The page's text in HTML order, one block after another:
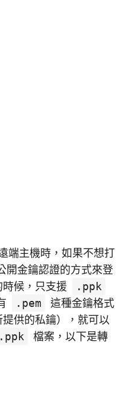
端主機時，如果不想打
開金鑰認證的方式來登
候，只支援
.ppk
.pem
這種金鑰格式
供的私鑰），就可以
.ppk
檔案，以下是轉